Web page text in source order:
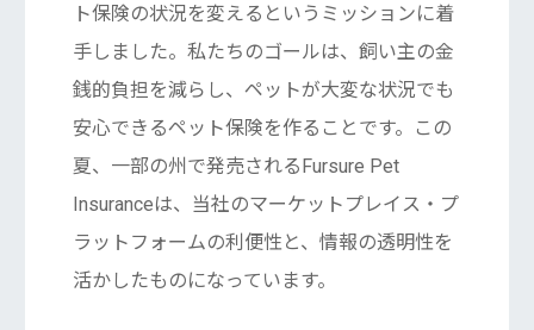
ト保険の状況を変えるというミッションに着
手しました。私たちのゴールは、飼い主の金
銭的負担を減らし、ペットが大変な状況でも
安心できるペット保険を作ることです。この
夏、一部の州で発売されるFursure Pet
Insuranceは、当社のマーケットプレイス・プ
ラットフォームの利便性と、情報の透明性を
活かしたものになっています。